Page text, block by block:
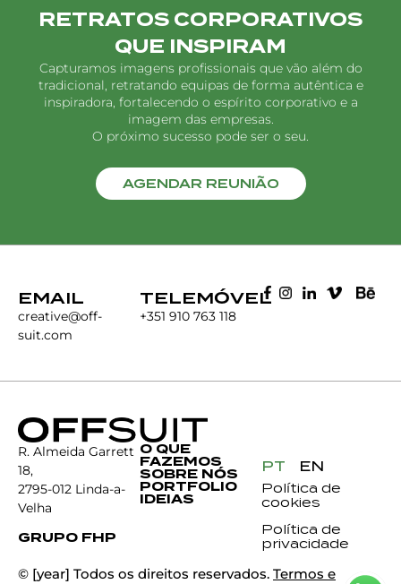
RETRATOS CORPORATIVOS
QUE INSPIRAM
Capturamos imagens profissionais que vão além do
tradicional, retratando equipas de forma autêntica e
inspiradora, fortalecendo o espírito corporativo e a
imagem das empresas.
O próximo sucesso pode ser o seu.
AGENDAR REUNIÃO
EMAIL
creative@off-
suit.com
TELEMÓVEL
+351 910 763 118
R. Almeida Garrett
18,
2795-012 Linda-a-
Velha
GRUPO FHP
O QUE
FAZEMOS
SOBRE NÓS
PORTFOLIO
IDEIAS
PT EN
Política de
cookies
Política de
privacidade
© [year] Todos os direitos reservados. Termos e